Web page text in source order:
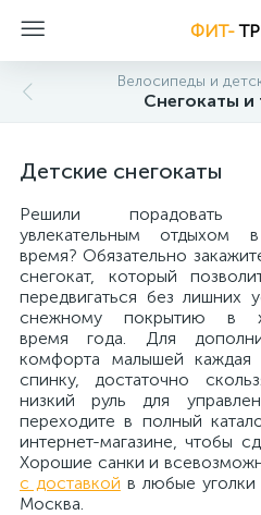
ФИТ-
Велосипеды и
Снегокаты и
Детские снегокаты
Решили порадовать
увлекательным отдыхом
время? Обязательно
снегокат, который
передвигаться без лишних
снежному покрытию в
время года. Для
комфорта малышей
спинку, достаточно
низкий руль для
переходите в полный
интернет-магазине, чтобы
Хорошие санки и
с доставкой в любые
Москва.